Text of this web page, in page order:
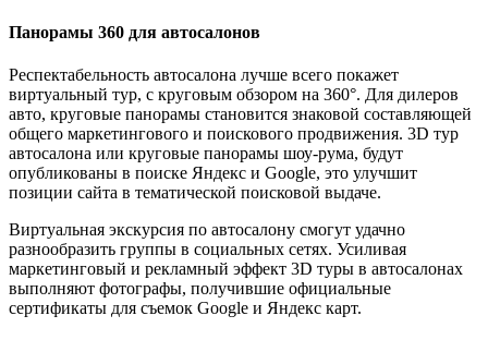
Панорамы 360 для автосалонов
Респектабельность автосалона лучше всего покажет
виртуальный тур, с круговым обзором на 360°. Для дилеров
авто, круговые панорамы становится знаковой составляющей
общего маркетингового и поискового продвижения. 3D тур
автосалона или круговые панорамы шоу-рума, будут
опубликованы в поиске Яндекс и Google, это улучшит
позиции сайта в тематической поисковой выдаче.
Виртуальная экскурсия по автосалону смогут удачно
разнообразить группы в социальных сетях. Усиливая
маркетинговый и рекламный эффект 3D туры в автосалонах
выполняют фотографы, получившие официальные
сертификаты для съемок Google и Яндекс карт.